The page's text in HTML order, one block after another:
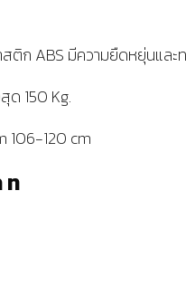
ก ABS มีความยืดหยุ่นและ
ด 150 Kg.
106-120 cm